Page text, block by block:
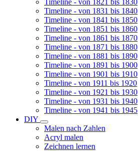
Timeline - von 1821 bis 1830
Timeline - von 1831 bis 1840
Timeline - von 1841 bis 1850
Timeline - von 1851 bis 1860
Timeline - von 1861 bis 1870
Timeline - von 1871 bis 1880
Timeline - von 1881 bis 1890
Timeline - von 1891 bis 1900
Timeline - von 1901 bis 1910
Timeline - von 1911 bis 1920
Timeline - von 1921 bis 1930
Timeline - von 1931 bis 1940
Timeline - von 1941 bis 1945
DIY
Unternavigation
von
DIY
Malen nach Zahlen
Acryl malen
Zeichnen lernen